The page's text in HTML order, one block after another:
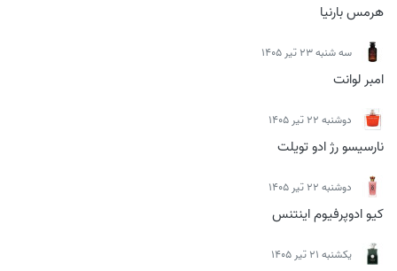
هرمس بارنیا
سه شنبه 23 تیر 1405
امبر لوانت
دوشنبه 22 تیر 1405
نارسیسو رژ ادو تویلت
دوشنبه 22 تیر 1405
کیو ادوپرفیوم اینتنس
يكشنبه 21 تیر 1405